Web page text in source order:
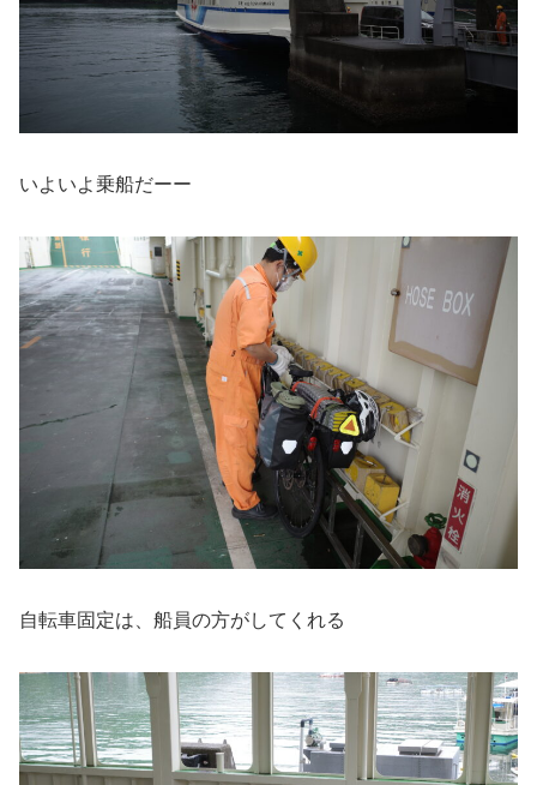
いよいよ乗船だーー
自転車固定は、船員の方がしてくれる